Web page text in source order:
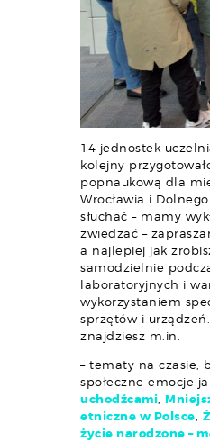
14 jednostek
kolejny
popnaukową dla
Wrocławia i
słuchać – mamy
zwiedzać –
a najlepiej jak
samodzielnie
laboratoryjnych i
wykorzystaniem
sprzętów i
znajdziesz m.in.
– tematy na czasie,
społeczne emocje
uchodźcami
etniczne w Polsce
życie narodzone –